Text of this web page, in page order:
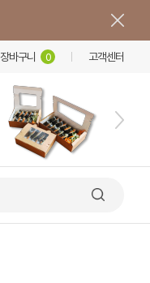
장바구니 0 고객센터